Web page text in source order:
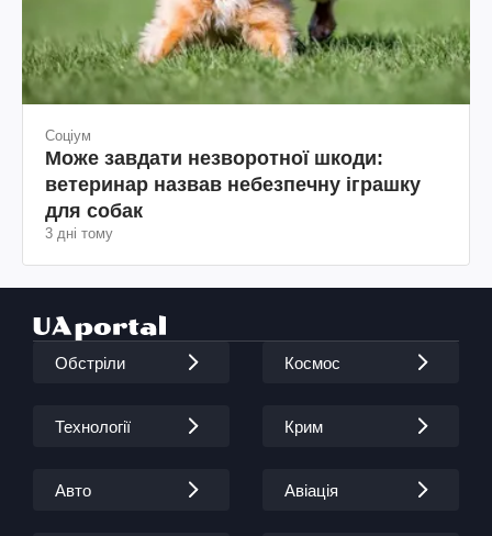
Соціум
Може завдати незворотної шкоди:
ветеринар назвав небезпечну іграшку
для собак
3 дні тому
Обстріли Космос
Технології Крим
Авто Авіація